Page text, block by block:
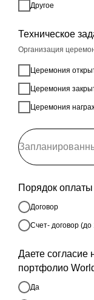
Другое
Техническое
Организация
Церемония
Церемония
Церемония
Порядок оплаты
Договор
Счет- договор
Даете согласие
портфолио
Да